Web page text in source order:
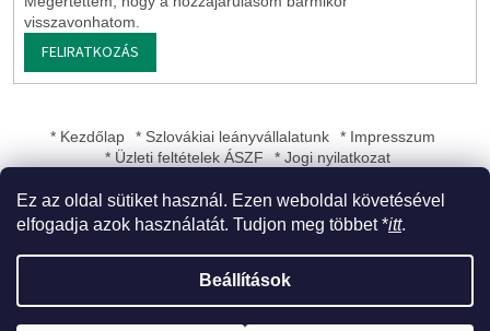
Ez az oldal sütiket használ. Ezen weboldal követésével
elfogadja azok használatát. Tudjon meg többet *itt.
Beállítások
visszavonhatom.
FELIRATKOZÁS
* Kezdőlap * Szlovákiai leányvállalatunk
* Impresszum
* Üzleti feltételek ÁSZF
* Jogi nyilatkozat